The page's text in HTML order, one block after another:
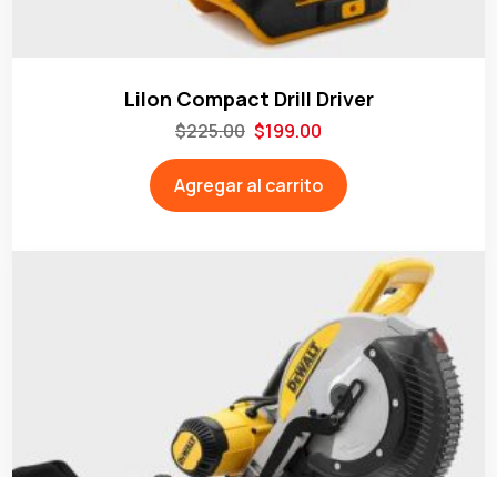
LiIon Compact Drill Driver
$225.00 $199.00
Agregar al carrito